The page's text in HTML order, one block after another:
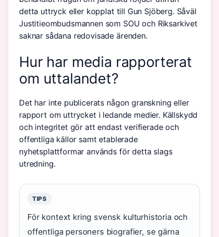
detta uttryck eller kopplat till Gun Sjöberg. Såväl
Justitieombudsmannen som SOU och Riksarkivet
saknar sådana redovisade ärenden.
Hur har media rapporterat
om uttalandet?
Det har inte publicerats någon granskning eller
rapport om uttrycket i ledande medier. Källskydd
och integritet gör att endast verifierade och
offentliga källor samt etablerade
nyhetsplattformar används för detta slags
utredning.
TIPS
För kontext kring svensk kulturhistoria och
offentliga personers biografier, se gärna